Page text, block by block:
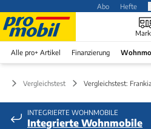
Abo Hefte
Alle pro+ Artikel Finanzierung
Vergleichstest Vergleichstest:
INTEGRIERTE WOHNMOBILE
Integrierte Wohnmobile